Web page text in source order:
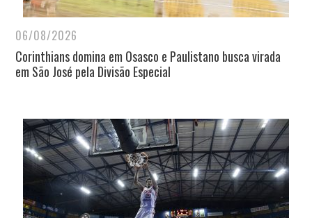
06/08/2026
Corinthians domina em Osasco e Paulistano busca virada
em São José pela Divisão Especial